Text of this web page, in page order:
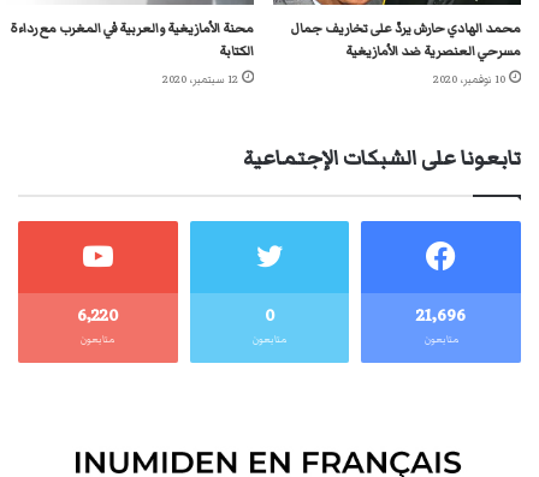
محمد الهادي حارش يردّ على تخاريف جمال
مسرحي العنصرية ضد الأمازيغية
10 نوفمبر، 2020
محنة الأمازيغية والعربية في المغرب مع رداءة
الكتابة
12 سبتمبر، 2020
تابعونا على الشبكات الإجتماعية
21٬696
متابعون
0
متابعون
6٬220
متابعون